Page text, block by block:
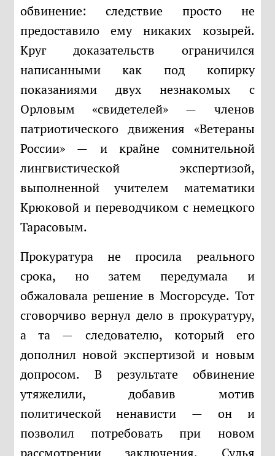
обвинение: следствие просто не
предоставило ему никаких козырей.
Круг доказательств ограничился
написанными как под копирку
показаниями двух незнакомых с
Орловым «свидетелей» — членов
патриотического движения «Ветераны
России» — и крайне сомнительной
лингвистической экспертизой,
выполненной учителем математики
Крюковой и переводчиком с немецкого
Тарасовым.
Прокуратура не просила реального
срока, но затем передумала и
обжаловала решение в Мосгорсуде. Тот
сговорчиво вернул дело в прокуратуру,
а та — следователю, который его
дополнил новой экспертизой и новым
допросом. В результате обвинение
утяжелили, добавив мотив
политической ненависти — он и
позволил потребовать при новом
рассмотрении заключения. Судья